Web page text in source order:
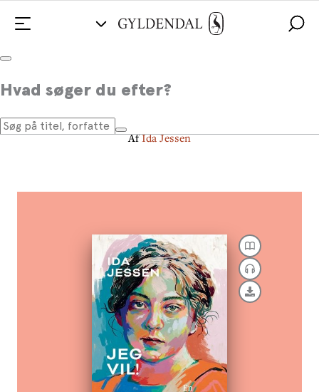
Hvad søger du efter?
Jeg vil!
En forfatters portræt af Sigrid Undset
AfIda Jessen